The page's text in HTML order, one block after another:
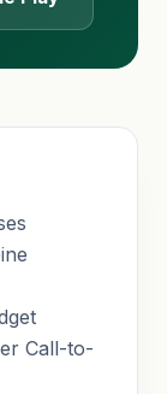
Call-to-